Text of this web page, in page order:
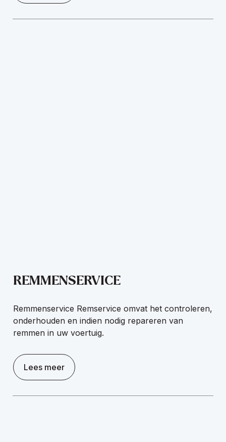
REMMENSERVICE
Remmenservice Remservice omvat het controleren,
onderhouden en indien nodig repareren van
remmen in uw voertuig.
Lees meer